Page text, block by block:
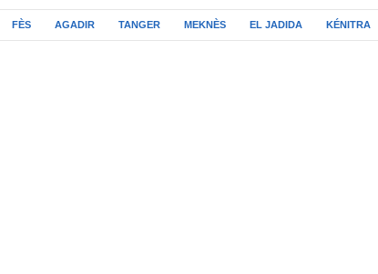
FÈS AGADIR TANGER MEKNÈS EL JADIDA KÉNITRA